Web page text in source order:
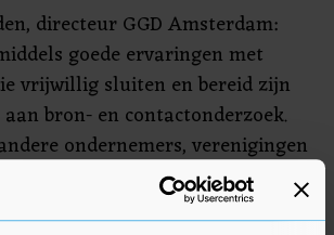
directeur GGD Amsterdam:
goede ervaringen met
vrijwillig sluiten en bereid zijn
bron- en contactonderzoek.
ondernemers, verenigingen
hiervan leren."